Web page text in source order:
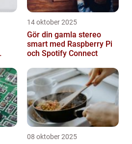
14 oktober 2025
Gör din gamla stereo
smart med Raspberry Pi
och Spotify Connect
08 oktober 2025